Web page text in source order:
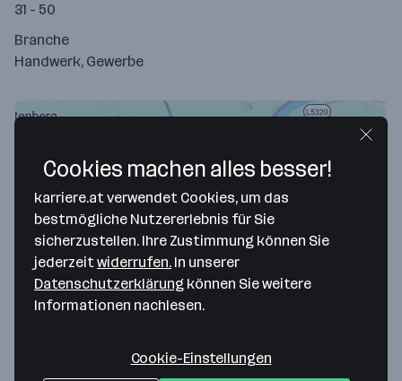
31 - 50
Branche
Handwerk, Gewerbe
Map data ©2026 Google
Weinberger GmbH
Cookies machen alles besser!
karriere.at verwendet Cookies, um das
bestmögliche Nutzererlebnis für Sie
sicherzustellen. Ihre Zustimmung können Sie
jederzeit widerrufen. In unserer
Datenschutzerklärung können Sie weitere
Informationen nachlesen.
Cookie-Einstellungen